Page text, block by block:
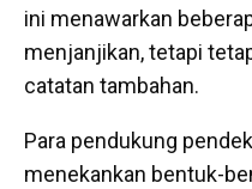
ini menawarkan
menjanjikan, tetapi
catatan tambahan.
Para pendukung
menekankan bentuk-